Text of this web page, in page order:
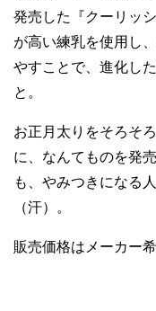
発売した『クーリッ
が高い練乳を使用し
やすことで、進化し
と。
お正月太りをそろそ
に、なんてものを発
も、やみつきになる
（汗）。
販売価格はメーカー